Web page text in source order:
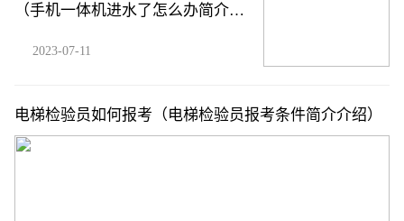
（手机一体机进水了怎么办简介介
2023-07-11
电梯检验员如何报考（电梯检验员报考条件简介介绍）